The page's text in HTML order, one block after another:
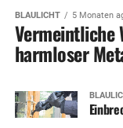
BLAULICHT 5 Monaten
Vermeintliche
harmloser